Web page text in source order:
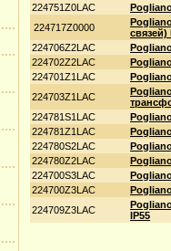
224751Z0LAC
224717Z0000
связей)
224706Z2LAC
224702Z2LAC
224701Z1LAC
224703Z1LAC
224781S1LAC
224781Z1LAC
224780S2LAC
224780Z2LAC
224700S3LAC
224700Z3LAC
224709Z3LAC
IP55